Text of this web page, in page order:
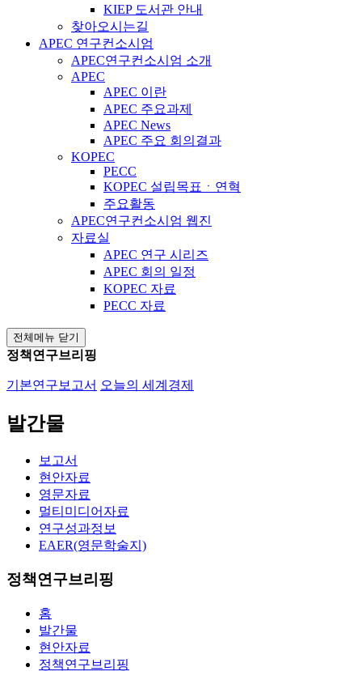
KIEP 도서관 안내
찾아오시는길
APEC 연구컨소시엄
APEC연구컨소시엄 소개
APEC
APEC 이란
APEC 주요과제
APEC News
APEC 주요 회의결과
KOPEC
PECC
KOPEC 설립목표ㆍ연혁
주요활동
APEC연구컨소시엄 웹진
자료실
APEC 연구 시리즈
APEC 회의 일정
KOPEC 자료
PECC 자료
전체메뉴 닫기
정책연구브리핑
기본연구보고서 오늘의 세계경제
발간물
보고서
현안자료
영문자료
멀티미디어자료
연구성과정보
EAER(영문학술지)
정책연구브리핑
홈
발간물
현안자료
정책연구브리핑